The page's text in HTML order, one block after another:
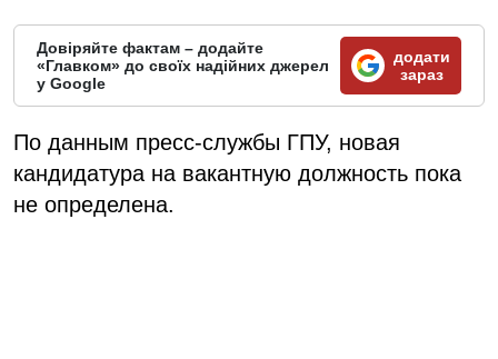
Довіряйте фактам – додайте
«Главком» до своїх надійних джерел
у Google
додати
зараз
По данным пресс-службы ГПУ, новая
кандидатура на вакантную должность пока
не определена.